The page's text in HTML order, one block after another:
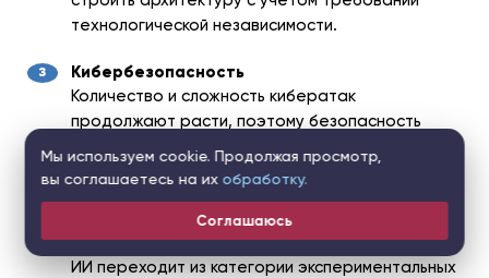
технологической независимости.
Кибербезопасность
Количество и сложность кибератак
продолжают расти, поэтому безопасность
проектов, а не отдельным направлением
Искусственный интеллект и автоматизация
ИИ переходит из категории экспериментальных
Мы используем cookie. Продолжая просмотр,
вы соглашаетесь на их обработку.
Соглашаюсь